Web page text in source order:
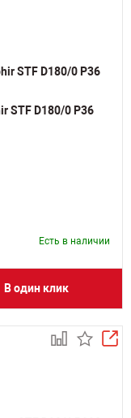
STF D180/0 P36
Есть в наличии
В один клик